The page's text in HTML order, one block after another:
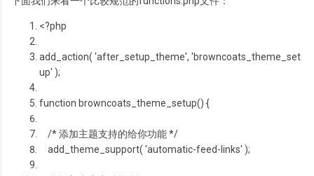
<?php
add_action( 'after_setup_theme', 'browncoats_theme_set
up' );
function browncoats_theme_setup() {
/* 添加主题支持的给你功能 */
add_theme_support( 'automatic-feed-links' );